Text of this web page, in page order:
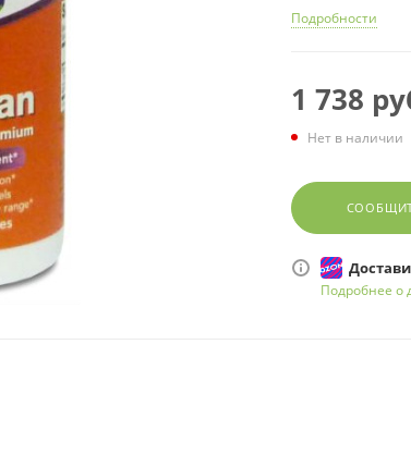
Применение
Подробности
1 738
Нет в наличии
Подробнее о